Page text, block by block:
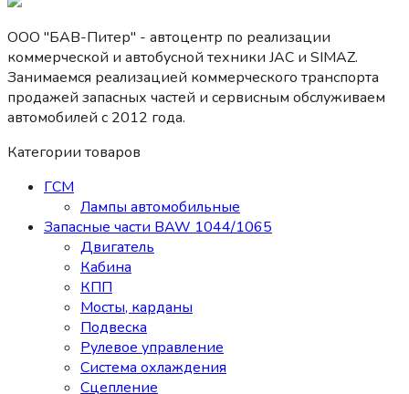
ООО "БАВ-Питер" - автоцентр по реализации
коммерческой и автобусной техники JAC и SIMAZ.
Занимаемся реализацией коммерческого транспорта
продажей запасных частей и сервисным обслуживаем
автомобилей c 2012 года.
Категории товаров
ГСМ
Лампы автомобильные
Запасные части BAW 1044/1065
Двигатель
Кабина
КПП
Мосты, карданы
Подвеска
Рулевое управление
Система охлаждения
Сцепление